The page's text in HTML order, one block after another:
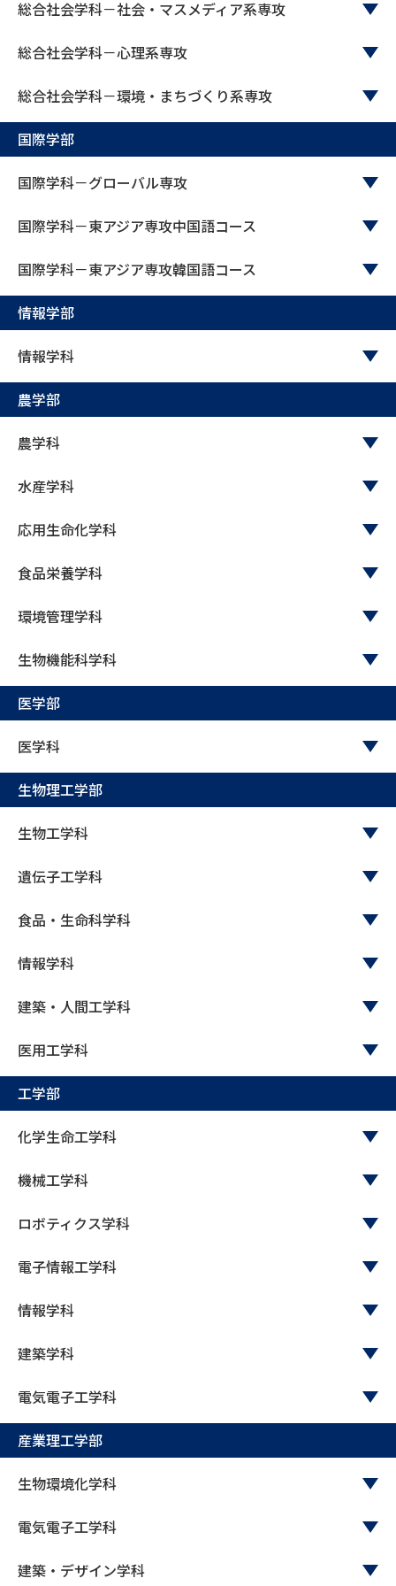
総合社会学科－社会・マスメディア系専攻
総合社会学科－心理系専攻
総合社会学科－環境・まちづくり系専攻
国際学部
国際学科－グローバル専攻
国際学科－東アジア専攻中国語コース
国際学科－東アジア専攻韓国語コース
情報学部
情報学科
農学部
農学科
水産学科
応用生命化学科
食品栄養学科
環境管理学科
生物機能科学科
医学部
医学科
生物理工学部
生物工学科
遺伝子工学科
食品・生命科学科
情報学科
建築・人間工学科
医用工学科
工学部
化学生命工学科
機械工学科
ロボティクス学科
電子情報工学科
情報学科
建築学科
電気電子工学科
産業理工学部
生物環境化学科
電気電子工学科
建築・デザイン学科